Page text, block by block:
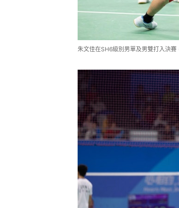
朱文佳在SH6級別男單及男雙打入決賽